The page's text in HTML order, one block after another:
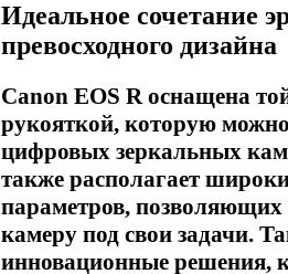
Идеальное сочетание
превосходного дизайна
Canon EOS R оснащена
рукояткой, которую
цифровых зеркальных
также располагает
параметров, позволяющих
камеру под свои задачи.
инновационные решения,